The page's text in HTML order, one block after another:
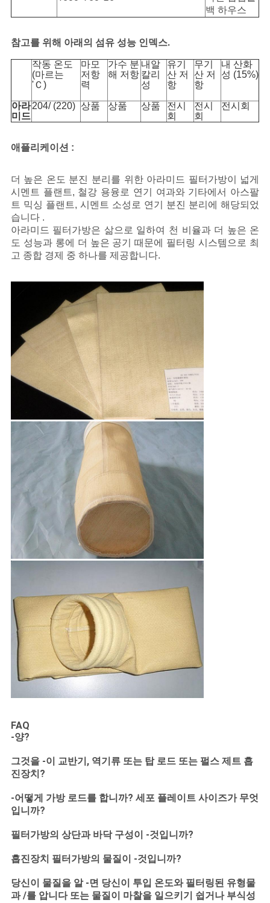
백 하우스
참고를 위해 아래의 섬유 성능 인덱스.
작동 온도
(마르는
'Ｃ)
마모
저항
력
가수 분
해 저항
내알
칼리
성
유기
산 저
항
무기
산 저
항
내 산화
성 (15%)
아라
미드
204/ (220) 상품 상품 상품
전시
회
전시
회
전시회
애플리케이션 :
더 높은 온도 분진 분리를 위한 아라미드 필터가방이 넓게
시멘트 플랜트, 철강 용융로 연기 여과와 기타에서 아스팔
트 믹싱 플랜트, 시멘트 소성로 연기 분진 분리에 해당되었
습니다 .
아라미드 필터가방은 삶으로 일하여 천 비율과 더 높은 온
도 성능과 롱에 더 높은 공기 때문에 필터링 시스템으로 최
고 종합 경제 중 하나를 제공합니다.
FAQ
-양?
그것을 -이 교반기, 역기류 또는 탑 로드 또는 펄스 제트 흡
진장치?
-어떻게 가방 로드를 합니까? 세포 플레이트 사이즈가 무엇
입니까?
필터가방의 상단과 바닥 구성이 -것입니까?
흡진장치 필터가방의 물질이 -것입니까?
당신이 물질을 알 -면 당신이 투입 온도와 필터링된 유형물
과 /를 압니다 또는 물질이 마찰을 일으키기 쉽거나 부식성